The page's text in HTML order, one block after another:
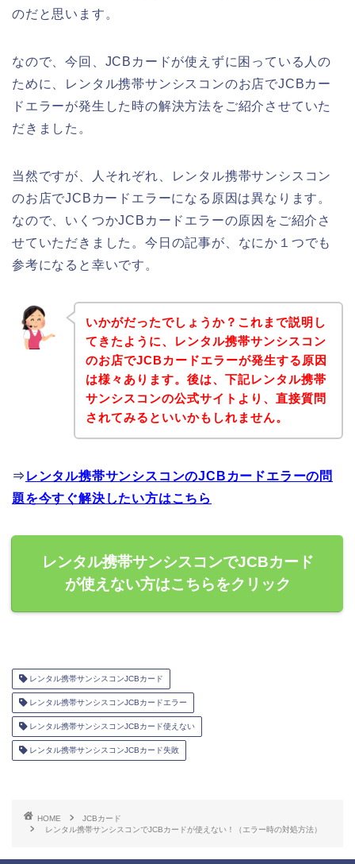
のだと思います。
なので、今回、JCBカードが使えずに困っている人の
ために、レンタル携帯サンシスコンのお店でJCBカー
ドエラーが発生した時の解決方法をご紹介させていた
だきました。
当然ですが、人それぞれ、レンタル携帯サンシスコン
のお店でJCBカードエラーになる原因は異なります。
なので、いくつかJCBカードエラーの原因をご紹介さ
せていただきました。今日の記事が、なにか１つでも
参考になると幸いです。
いかがだったでしょうか？これまで説明し
てきたように、レンタル携帯サンシスコン
のお店でJCBカードエラーが発生する原因
は様々あります。後は、下記レンタル携帯
サンシスコンの公式サイトより、直接質問
されてみるといいかもしれません。
⇒ レンタル携帯サンシスコンのJCBカードエラーの問
題を今すぐ解決したい方はこちら
レンタル携帯サンシスコンでJCBカード
が使えない方はこちらをクリック
レンタル携帯サンシスコンJCBカード
レンタル携帯サンシスコンJCBカードエラー
レンタル携帯サンシスコンJCBカード使えない
レンタル携帯サンシスコンJCBカード失敗
HOME
JCBカード
レンタル携帯サンシスコンでJCBカードが使えない！（エラー時の対処方法）